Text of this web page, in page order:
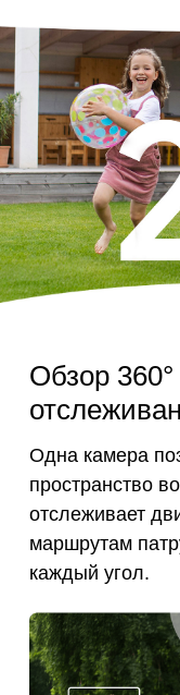
Обзор
Одна камера
пространство
отслеживает
маршрутам
каждый угол.